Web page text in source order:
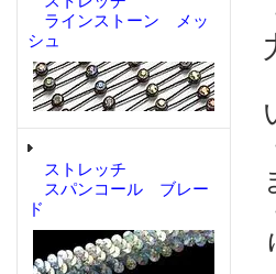
ラインストーン メッ
シュ
ストレッチ
スパンコール ブレー
ド